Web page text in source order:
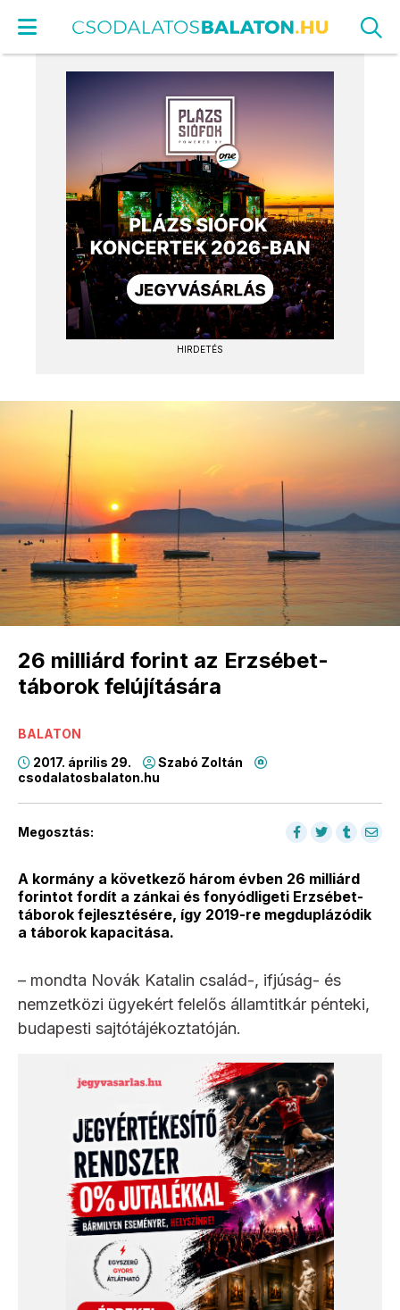
HIRDETÉS
26 milliárd forint az Erzsébet-
táborok felújítására
BALATON
2017. április 29.
Szabó Zoltán
csodalatosbalaton.hu
Megosztás:
A kormány a következő három évben 26 milliárd
forintot fordít a zánkai és fonyódligeti Erzsébet-
táborok fejlesztésére, így 2019-re megduplázódik
a táborok kapacitása.
– mondta Novák Katalin család-, ifjúság- és
nemzetközi ügyekért felelős államtitkár pénteki,
budapesti sajtótájékoztatóján.